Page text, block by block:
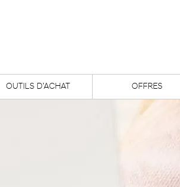
OUTILS D’ACHAT OFFRES